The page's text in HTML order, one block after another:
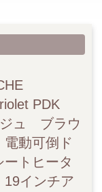
PDK
ジュ ブラウ
動可倒ド
トヒータ
インチア